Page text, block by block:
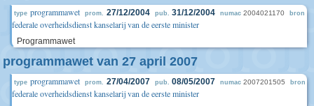
type programmawet prom. 27/12/2004 pub. 31/12/2004 numac 2004021170 bron
federale overheidsdienst kanselarij van de eerste minister
Programmawet
programmawet van 27 april 2007
type programmawet prom. 27/04/2007 pub. 08/05/2007 numac 2007201505 bron
federale overheidsdienst kanselarij van de eerste minister